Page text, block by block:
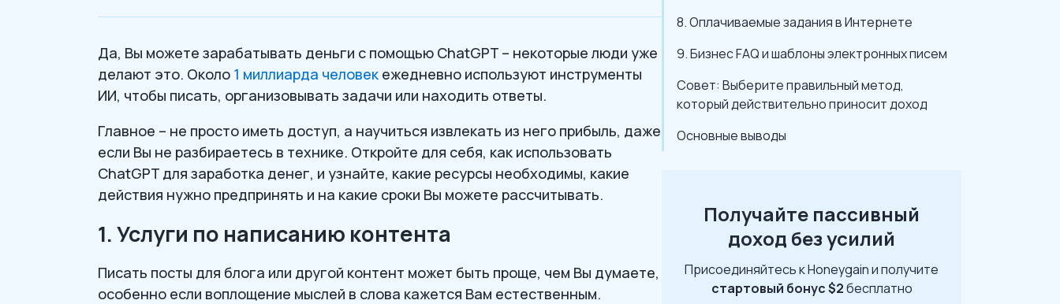
Да, Вы можете зарабатывать деньги с помощью ChatGPT – некоторые люди уже
делают это. Около 1 миллиарда человек ежедневно используют инструменты
ИИ, чтобы писать, организовывать задачи или находить ответы.
Главное – не просто иметь доступ, а научиться извлекать из него прибыль, даже
если Вы не разбираетесь в технике. Откройте для себя, как использовать
ChatGPT для заработка денег, и узнайте, какие ресурсы необходимы, какие
действия нужно предпринять и на какие сроки Вы можете рассчитывать.
1. Услуги по написанию контента
Писать посты для блога или другой контент может быть проще, чем Вы думаете,
особенно если воплощение мыслей в слова кажется Вам естественным.
8. Оплачиваемые задания в Интернете
9. Бизнес FAQ и шаблоны электронных писем
Совет: Выберите правильный метод,
который действительно приносит доход
Основные выводы
Получайте пассивный
доход без усилий
Присоединяйтесь к Honeygain и получите
стартовый бонус $2бесплатно